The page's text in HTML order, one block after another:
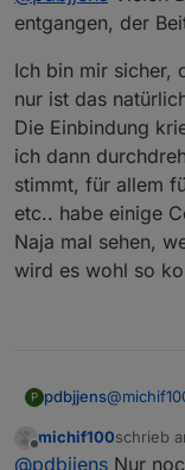
[main ]
restart
Lösung:
entgangen, der
Ich bin mir sicher,
nur ist das
Die Einbindung
ich dann
stimmt, für allem
etc.. habe einige
Naja mal sehen,
wird es wohl so
P pdbjjens@
Der
Offline
michif100schrieb
zuletzt
@pdbjjens Nur